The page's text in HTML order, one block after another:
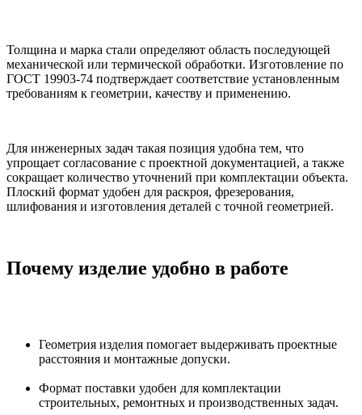
Толщина и марка стали определяют область последующей
механической или термической обработки. Изготовление по
ГОСТ 19903-74 подтверждает соответствие установленным
требованиям к геометрии, качеству и применению.
Для инженерных задач такая позиция удобна тем, что
упрощает согласование с проектной документацией, а также
сокращает количество уточнений при комплектации объекта.
Плоский формат удобен для раскроя, фрезерования,
шлифования и изготовления деталей с точной геометрией.
Почему изделие удобно в работе
Геометрия изделия помогает выдерживать проектные
расстояния и монтажные допуски.
Формат поставки удобен для комплектации
строительных, ремонтных и производственных задач.